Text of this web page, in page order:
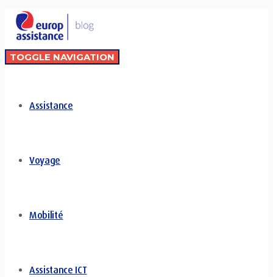
TOGGLE NAVIGATION
Assistance
Voyage
Mobilité
Assistance ICT